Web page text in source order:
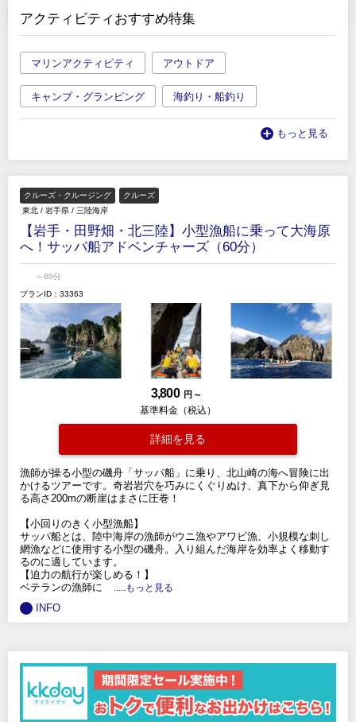
アクティビティおすすめ特集
マリンアクティビティ アウトドア
キャンプ・グランピング 海釣り・船釣り
もっと見る
クルーズ・クルージング
クルーズ
東北 / 岩手県 / 三陸海岸
【岩手・田野畑・北三陸】小型漁船に乗って大海原
へ！サッパ船アドベンチャーズ（60分）
～60分
プランID：33363
3,800 円 ～
基準料金（税込）
詳細を見る
漁師が操る小型の磯舟「サッパ船」に乗り、北山崎の海へ冒険に出
かけるツアーです。奇岩岩穴を巧みにくぐりぬけ、真下から仰ぎ見
る高さ200mの断崖はまさに圧巻！
【小回りのきく小型漁船】
サッパ船とは、陸中海岸の漁師がウニ漁やアワビ漁、小規模な刺し
網漁などに使用する小型の磯舟。入り組んだ海岸を効率よく移動す
るのに適しています。
【迫力の航行が楽しめる！】
ベテランの漁師に
.....もっと見る
INFO